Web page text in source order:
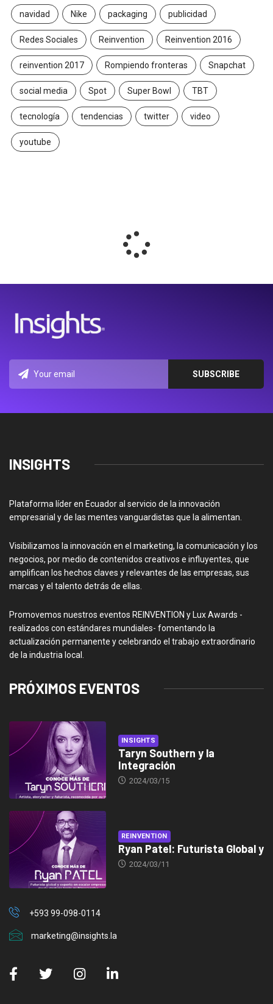
navidad Nike packaging publicidad
Redes Sociales Reinvention Reinvention 2016
reinvention 2017 Rompiendo fronteras Snapchat
social media Spot Super Bowl TBT
tecnología tendencias twitter video
youtube
INSIGHTS
Plataforma líder en Ecuador al servicio de la innovación
empresarial y de las mentes vanguardistas que la alimentan.
Visibilizamos la innovación en el marketing, la comunicación y los
negocios, por medio de contenidos creativos e influyentes, que
amplifican los hechos claves y relevantes de las empresas, sus
marcas y el talento detrás de ellas.
Promovemos nuestros eventos REINVENTION y Lux Awards -
realizados con estándares mundiales- fomentando la
actualización permanente y celebrando el trabajo extraordinario
de la industria local.
PRÓXIMOS EVENTOS
INSIGHTS
Taryn Southern y la
Integración
2024/03/15
REINVENTION
Ryan Patel: Futurista Global y
2024/03/11
+593 99-098-0114
marketing@insights.la